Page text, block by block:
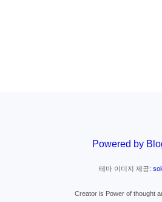
Powered by
테마 이미지 제공:
Creator is Power of thought